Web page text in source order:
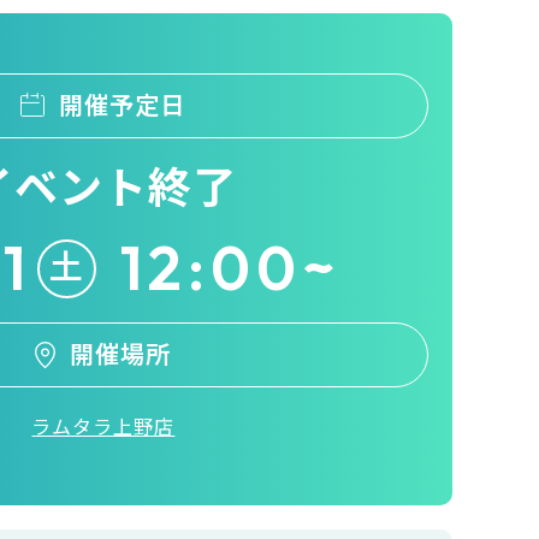
開催予定日
ベント終了
土 12:00~
開催場所
ラムタラ上野店